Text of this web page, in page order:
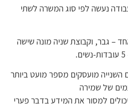
נעשה לפי סוג המשרה לשתי
– גבר, וקבוצת שניה מונה שישה
השנייה מועסקים מספר מועט ביותר
של שמירה
למסור את המידע בדבר פערי